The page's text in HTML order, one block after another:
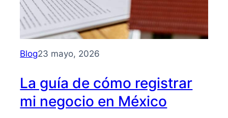
beneficios
Blog23 mayo, 2026
La guía de cómo registrar
mi negocio en México